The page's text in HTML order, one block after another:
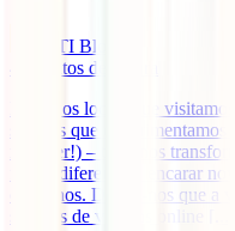
IATI Blog
minutos de leitura
Desde os locais que
sabores que
resolver!) – tudo nos
forma diferente, a encarar
caminhos. Dizem-nos que a
seguros de viagens online [...]